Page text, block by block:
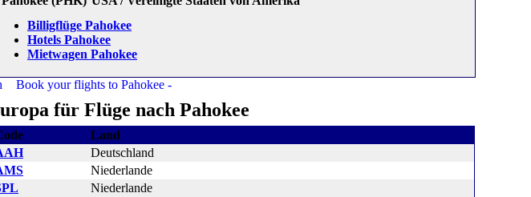
Billigflüge Pahokee
Hotels Pahokee
Mietwagen Pahokee
für Flüge nach Pahokee
Land
Deutschland
Niederlande
Niederlande